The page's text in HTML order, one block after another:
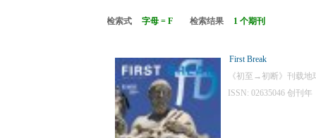
检索式 字母 = F 检索结果 1 个期刊
First Break
《初至→初断》刊载
ISSN: 02635046 创刊